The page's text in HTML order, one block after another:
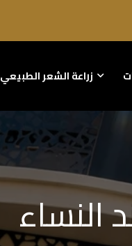
زراعة الشعر الطبيعي
النساء